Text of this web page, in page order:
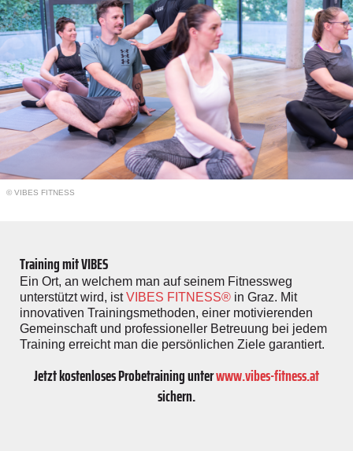
© VIBES FITNESS
Training mit VIBES
Ein Ort, an welchem man auf seinem Fitnessweg
unterstützt wird, istVIBES FITNESS® in Graz. Mit
innovativen Trainingsmethoden, einer motivierenden
Gemeinschaft und professioneller Betreuung bei jedem
Training erreicht man die persönlichen Ziele garantiert.
Jetzt kostenloses Probetraining unterwww.vibes-fitness.at
sichern.